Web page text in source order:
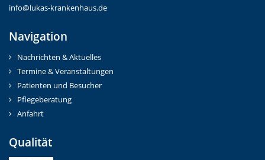
info@lukas-krankenhaus.de
Navigation
Nachrichten & Aktuelles
Termine & Veranstaltungen
Patienten und Besucher
Pflegeberatung
Anfahrt
Qualität